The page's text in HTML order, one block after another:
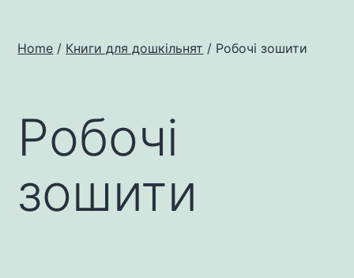
Home / Книги для дошкільнят / Робочі зошити
Робочі
зошити